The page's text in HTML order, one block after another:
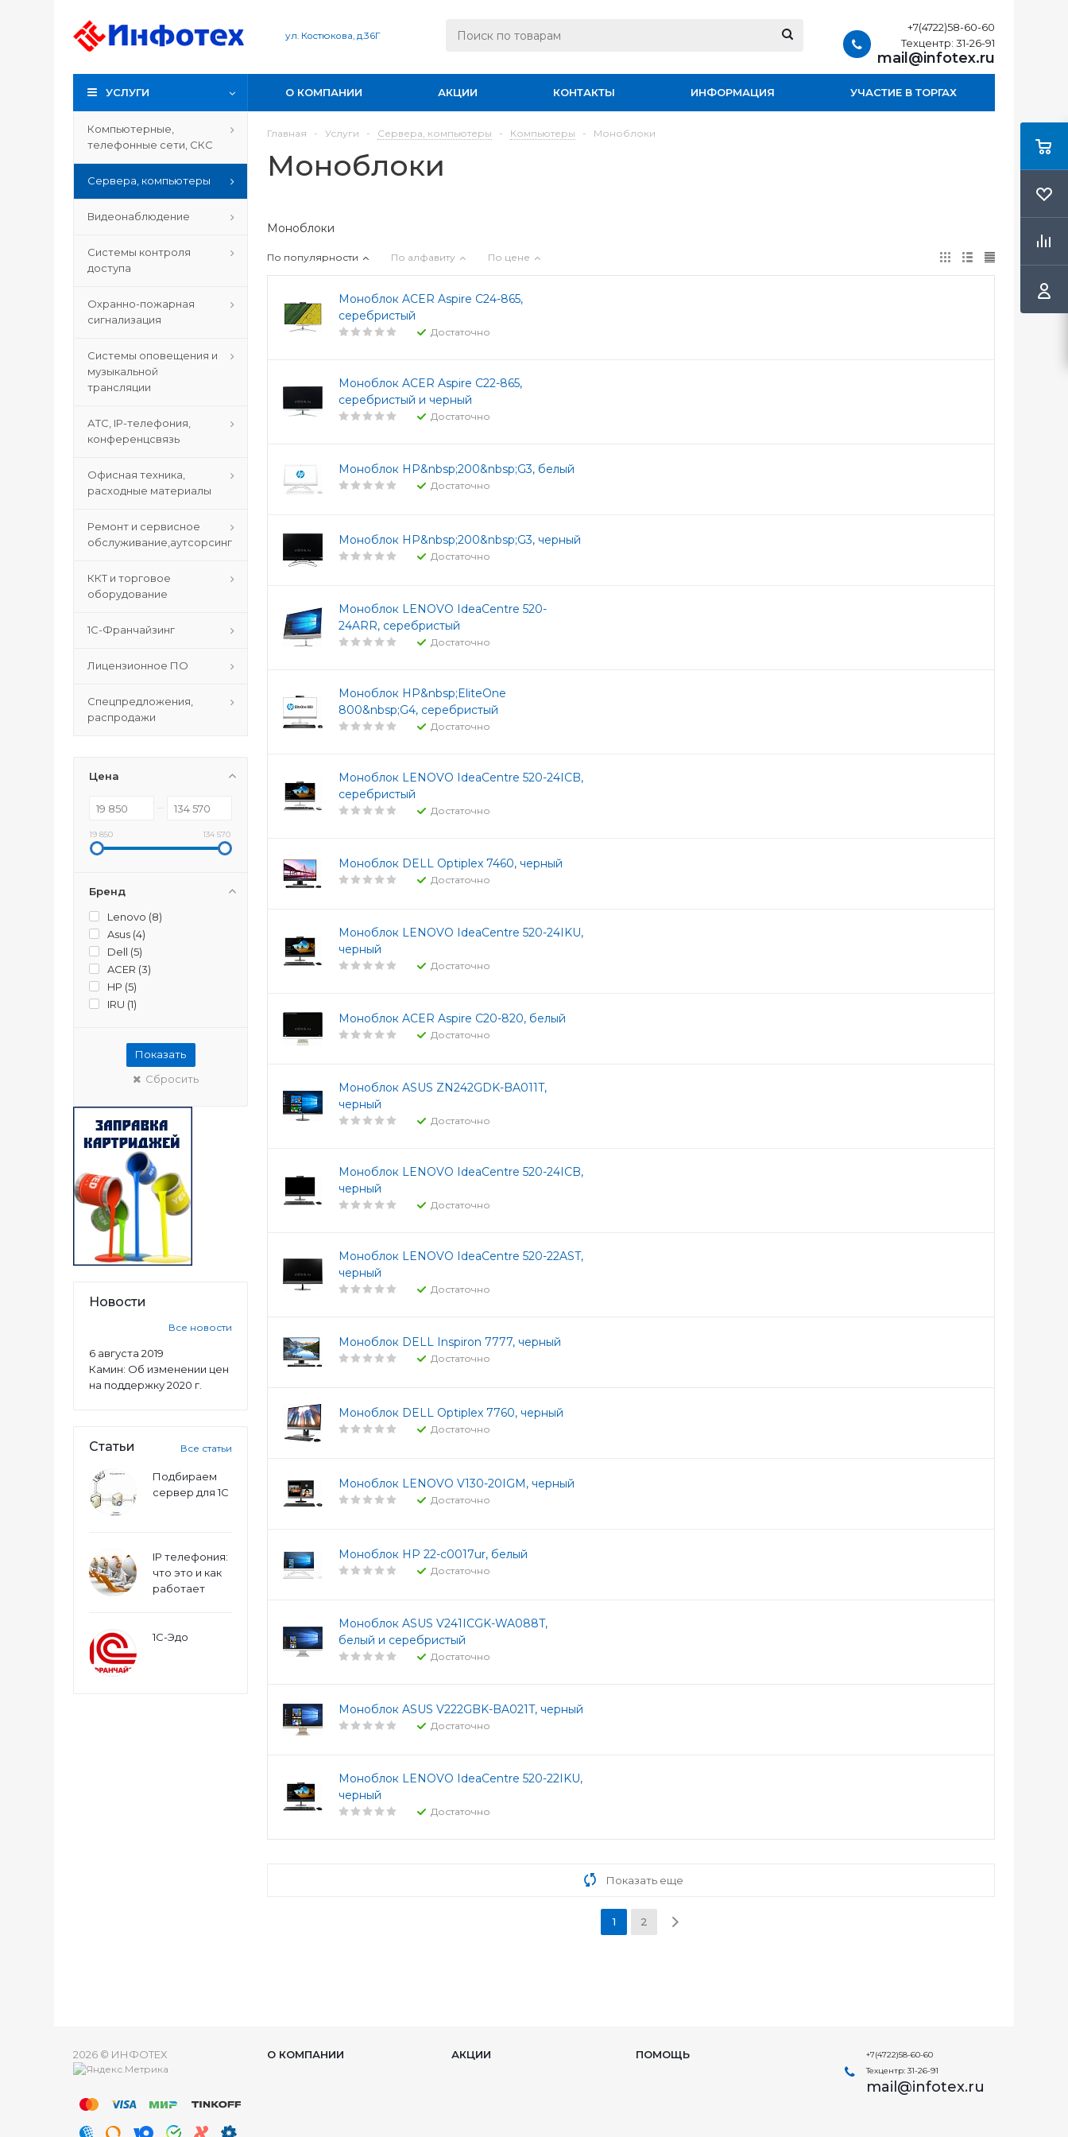
ул. Костюкова, д.36Г
+7(4722)58-60-60
Техцентр: 31-26-91
mail@infotex.ru
УСЛУГИ О КОМПАНИИ АКЦИИ КОНТАКТЫ ИНФОРМАЦИЯ УЧАСТИЕ В ТОРГАХ
Компьютерные,
телефонные сети, СКС
Сервера, компьютеры
Видеонаблюдение
Системы контроля
доступа
Охранно-пожарная
сигнализация
Системы оповещения и
музыкальной
трансляции
АТС, IP-телефония,
конференцсвязь
Офисная техника,
расходные материалы
Ремонт и сервисное
обслуживание,аутсорсинг
ККТ и торговое
оборудование
1С-Франчайзинг
Лицензионное ПО
Спецпредложения,
распродажи
Цена
19 850 134 570
Бренд
Lenovo (8)
Asus (4)
Dell (5)
ACER (3)
HP (5)
IRU (1)
Показать
Сбросить
Новости
Все новости
6 августа 2019
Камин: Об изменении цен
на поддержку 2020 г.
Статьи Все статьи
Подбираем
сервер для 1С
IP телефония:
что это и как
работает
1С-Эдо
Главная - Услуги - Сервера, компьютеры - Компьютеры - Моноблоки
Моноблоки
Моноблоки
По популярности По алфавиту По цене
Моноблок ACER Aspire C24-865,
серебристый
Достаточно
Моноблок ACER Aspire C22-865,
серебристый и черный
Достаточно
Моноблок HP&nbsp;200&nbsp;G3, белый
Достаточно
Моноблок HP&nbsp;200&nbsp;G3, черный
Достаточно
Моноблок LENOVO IdeaCentre 520-
24ARR, серебристый
Достаточно
Моноблок HP&nbsp;EliteOne
800&nbsp;G4, серебристый
Достаточно
Моноблок LENOVO IdeaCentre 520-24ICB,
серебристый
Достаточно
Моноблок DELL Optiplex 7460, черный
Достаточно
Моноблок LENOVO IdeaCentre 520-24IKU,
черный
Достаточно
Моноблок ACER Aspire C20-820, белый
Достаточно
Моноблок ASUS ZN242GDK-BA011T,
черный
Достаточно
Моноблок LENOVO IdeaCentre 520-24ICB,
черный
Достаточно
Моноблок LENOVO IdeaCentre 520-22AST,
черный
Достаточно
Моноблок DELL Inspiron 7777, черный
Достаточно
Моноблок DELL Optiplex 7760, черный
Достаточно
Моноблок LENOVO V130-20IGM, черный
Достаточно
Моноблок HP 22-c0017ur, белый
Достаточно
Моноблок ASUS V241ICGK-WA088T,
белый и серебристый
Достаточно
Моноблок ASUS V222GBK-BA021T, черный
Достаточно
Моноблок LENOVO IdeaCentre 520-22IKU,
черный
Достаточно
Показать еще
1 2
2026 © ИНФОТЕХ О КОМПАНИИ АКЦИИ ПОМОЩЬ
+7(4722)58-60-60
Техцентр: 31-26-91
mail@infotex.ru